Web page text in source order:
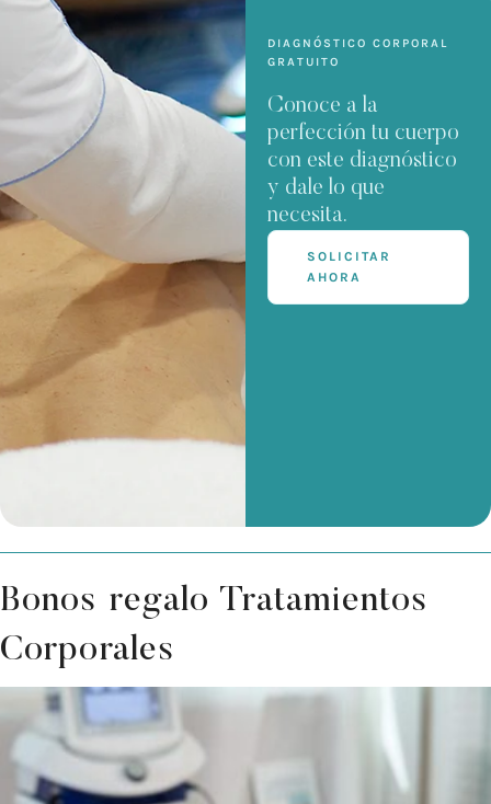
DIAGNÓSTICO CORPORAL
GRATUITO
Conoce a la
perfección tu cuerpo
con este diagnóstico
y dale lo que
necesita.
SOLICITAR
AHORA
Bonos regalo Tratamientos
Corporales